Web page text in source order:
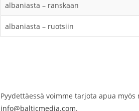
albaniasta – ranskaan
albaniasta – ruotsiin
Pyydettäessä voimme tarjota apua
info@balticmedia.com.